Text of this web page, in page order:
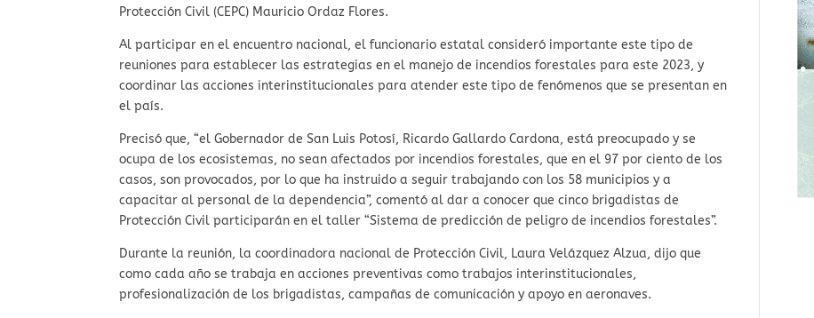
Protección Civil (CEPC) Mauricio Ordaz Flores.
Al participar en el encuentro nacional, el funcionario estatal consideró importante este tipo de
reuniones para establecer las estrategias en el manejo de incendios forestales para este 2023, y
coordinar las acciones interinstitucionales para atender este tipo de fenómenos que se presentan en
el país.
Precisó que, “el Gobernador de San Luis Potosí, Ricardo Gallardo Cardona, está preocupado y se
ocupa de los ecosistemas, no sean afectados por incendios forestales, que en el 97 por ciento de los
casos, son provocados, por lo que ha instruido a seguir trabajando con los 58 municipios y a
capacitar al personal de la dependencia”, comentó al dar a conocer que cinco brigadistas de
Protección Civil participarán en el taller “Sistema de predicción de peligro de incendios forestales”.
Durante la reunión, la coordinadora nacional de Protección Civil, Laura Velázquez Alzua, dijo que
como cada año se trabaja en acciones preventivas como trabajos interinstitucionales,
profesionalización de los brigadistas, campañas de comunicación y apoyo en aeronaves.